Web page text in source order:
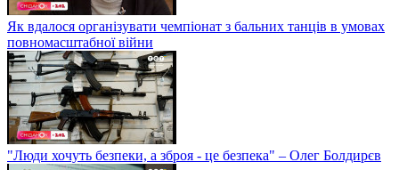
Як вдалося організувати чемпіонат з бальних танців в умовах
повномасштабної війни
"Люди хочуть безпеки, а зброя - це безпека" – Олег Болдирєв